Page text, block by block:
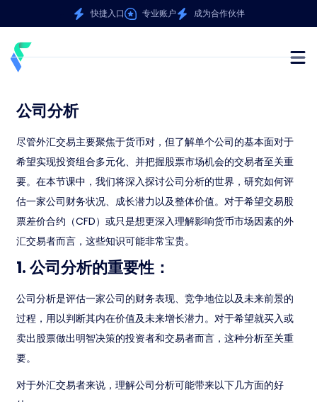
快捷入口 专业账户 成为合作伙伴
公司分析
尽管外汇交易主要聚焦于货币对，但了解单个公司的基本面对于
希望实现投资组合多元化、并把握股票市场机会的交易者至关重
要。在本节课中，我们将深入探讨公司分析的世界，研究如何评
估一家公司财务状况、成长潜力以及整体价值。对于希望交易股
票差价合约（CFD）或只是想更深入理解影响货币市场因素的外
汇交易者而言，这些知识可能非常宝贵。
1. 公司分析的重要性：
公司分析是评估一家公司的财务表现、竞争地位以及未来前景的
过程，用以判断其内在价值及未来增长潜力。对于希望就买入或
卖出股票做出明智决策的投资者和交易者而言，这种分析至关重
要。
对于外汇交易者来说，理解公司分析可能带来以下几方面的好